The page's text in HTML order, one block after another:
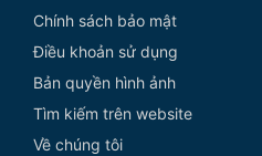
Chính sách bảo mật
Điều khoản sử dụng
Bản quyền hình ảnh
Tìm kiếm trên website
Về chúng tôi